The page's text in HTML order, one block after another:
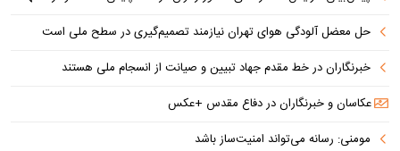
حل معضل آلودگی هوای تهران نیازمند تصمیم‌گیری در سطح ملی است
خبرنگاران در خط مقدم جهاد تبیین و صیانت از انسجام ملی هستند
عکاسان و خبرنگاران در دفاع مقدس +عکس
مومنی: رسانه می‌تواند امنیت‌ساز باشد